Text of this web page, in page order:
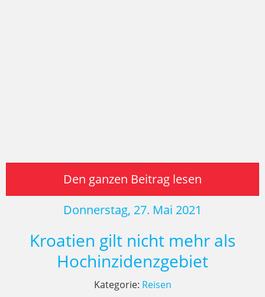
Den ganzen Beitrag lesen
Donnerstag, 27. Mai 2021
Kroatien gilt nicht mehr als
Hochinzidenzgebiet
Kategorie: Reisen